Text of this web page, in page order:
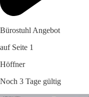
Bürostuhl Angebot
auf Seite 1
Höffner
Noch 3 Tage gültig